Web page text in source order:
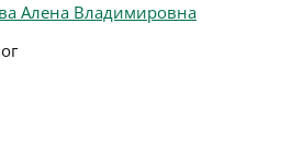
Алена Владимировна